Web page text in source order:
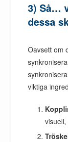
3) Så…
dessa
Oavsett om
viktiga